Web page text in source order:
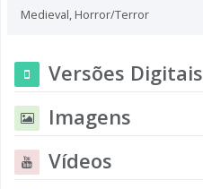
Medieval, Horror/Terror
Versões Digitais
Imagens
Vídeos